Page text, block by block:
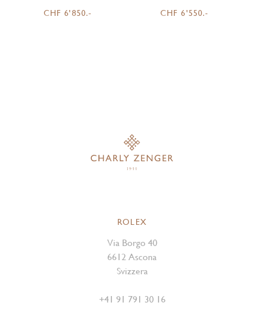
CHF 6'850.-
CHF 6'550.-
ROLEX
Via Borgo 40
6612 Ascona
Svizzera
+41 91 791 30 16